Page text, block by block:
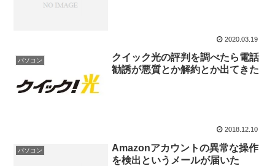
2020.03.19
パソコン
クイック光の評判を調べたら電話
勧誘が悪質とか解約とか出てきた
2018.12.10
パソコン
Amazonアカウントの異常な操作
を検出というメールが届いた